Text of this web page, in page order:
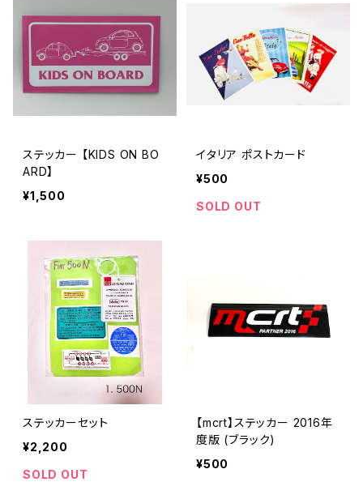
ステッカー 【KIDS ON BO
ARD】
¥1,500
イタリア ポストカード
¥500
SOLD OUT
ステッカーセット
¥2,200
SOLD OUT
【mcrt】ステッカー 2016年
度版 (ブラック)
¥500